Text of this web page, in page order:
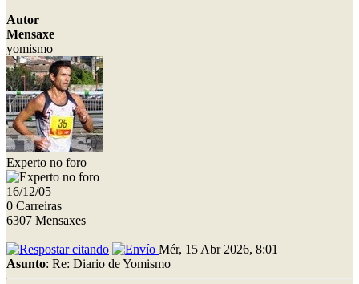
Autor
Mensaxe
yomismo
Experto no foro
16/12/05
0 Carreiras
6307 Mensaxes
Mér, 15 Abr 2026, 8:01
Asunto: Re: Diario de Yomismo